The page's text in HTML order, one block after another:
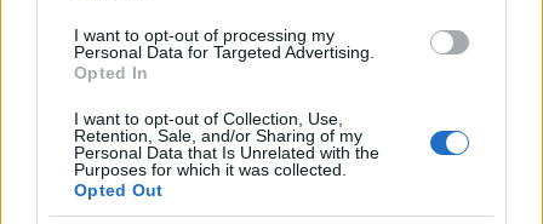
I want to opt-out of processing my
Personal Data for Targeted Advertising.
Opted In
I want to opt-out of Collection, Use,
Retention, Sale, and/or Sharing of my
Personal Data that Is Unrelated with the
Purposes for which it was collected.
Opted Out